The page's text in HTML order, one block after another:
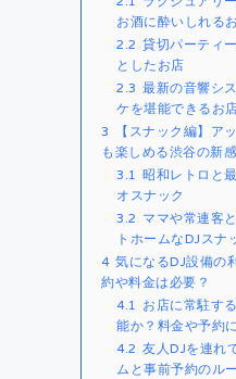
お酒に酔いしれる
2.2 貸切パーティ
としたお店
2.3 最新の音響シ
ケを堪能できるお
3
【スナック編】ア
も楽しめる渋谷の新
3.1 昭和レトロと
オスナック
3.2 ママや常連客
トホームなDJスナ
4 気になるDJ設備の
約や料金は必要？
4.1 お店に常駐す
能か？料金や予約
4.2 友人DJを連れ
ムと事前予約のル